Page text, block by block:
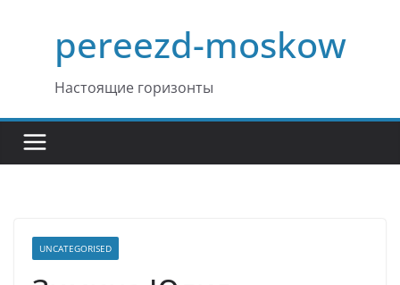
содержимомуpereezd-moskow
Настоящие горизонты
UNCATEGORISED